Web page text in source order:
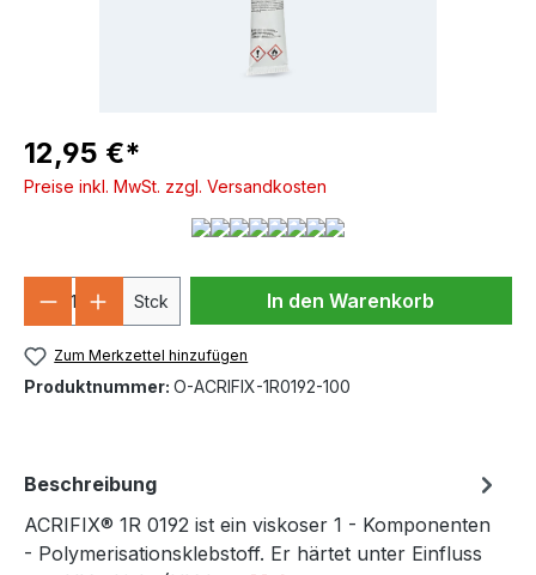
12,95 €*
Preise inkl. MwSt. zzgl. Versandkosten
Produkt Anzahl: Gib den
Stck In den Warenkorb
Zum Merkzettel hinzufügen
Produktnummer: O-ACRIFIX-1R0192-100
Beschreibung
ACRIFIX® 1R 0192 ist ein viskoser 1 - Komponenten
- Polymerisationsklebstoff. Er härtet unter Einfluss